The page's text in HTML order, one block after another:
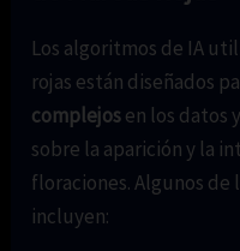
Los algoritmos de IA
rojas están diseñados
complejosen los datos
sobre la aparición y la
floraciones. Algunos de
incluyen: